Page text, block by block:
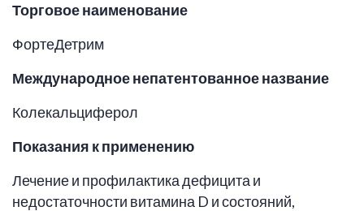
Торговое наименование
ФортеДетрим
Международное непатентованное название
Колекальциферол
Показания к применению
Лечение и профилактика дефицита и
недостаточности витамина D и состояний,